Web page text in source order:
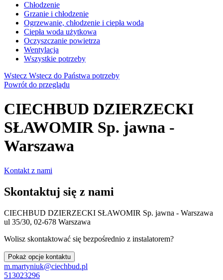
Chłodzenie
Grzanie i chłodzenie
Ogrzewanie, chłodzenie i ciepła woda
Ciepła woda użytkowa
Oczyszczanie powietrza
Wentylacja
Wszystkie potrzeby
Wstecz Wstecz do Państwa potrzeby
Powrót do przeglądu
CIECHBUD DZIERZECKI
SŁAWOMIR Sp. jawna -
Warszawa
Kontakt z nami
Skontaktuj się z nami
CIECHBUD DZIERZECKI SŁAWOMIR Sp. jawna - Warszawa
ul 35/30, 02-678 Warszawa
Wolisz skontaktować się bezpośrednio z instalatorem?
Pokaż opcje kontaktu
m.martyniuk@ciechbud.pl
513023296